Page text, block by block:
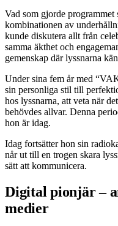
Vad som gjorde
kombinationen av
kunde diskutera allt från
samma äkthet och
gemenskap där lyssnarna
Under sina fem år med
sin personliga stil till
hos lyssnarna, att veta när
behövdes allvar. Denna
hon är idag.
Idag fortsätter hon sin
når ut till en trogen skara
sätt att kommunicera.
Digital pionjär –
medier